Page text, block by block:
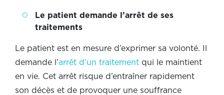
Le patient demande l’arrêt de ses
traitements
Le patient est en mesure d’exprimer sa volonté. Il
demande l’arrêt d’un traitement qui le maintient
en vie. Cet arrêt risque d’entraîner rapidement
son décès et de provoquer une souffrance